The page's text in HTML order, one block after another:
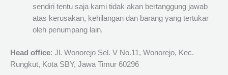
sendiri tentu saja kami tidak akan bertanggung jawab
atas kerusakan, kehilangan dan barang yang tertukar
oleh penumpang lain.
Head office: Jl. Wonorejo Sel. V No.11, Wonorejo, Kec.
Rungkut, Kota SBY, Jawa Timur 60296